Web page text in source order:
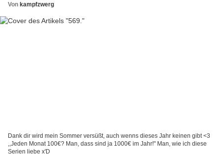
Von kampfzwerg
Dank dir wird mein Sommer versüßt, auch wenns dieses Jahr keinen gibt <3
,,Jeden Monat 100€? Man, dass sind ja 1000€ im Jahr!" Man, wie ich diese
Serien liebe x'D